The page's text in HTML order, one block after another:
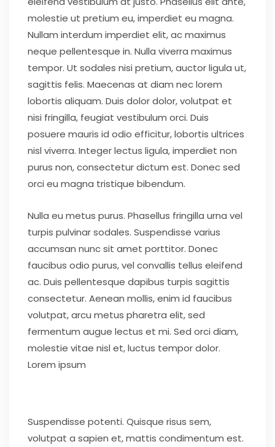
molestie ut pretium eu, imperdiet eu magna.
Nullam interdum imperdiet elit, ac maximus
neque pellentesque in. Nulla viverra maximus
tempor. Ut sodales nisi pretium, auctor ligula ut,
sagittis felis. Maecenas at diam nec lorem
lobortis aliquam. Duis dolor dolor, volutpat et
nisi fringilla, feugiat vestibulum orci. Duis
posuere mauris id odio efficitur, lobortis ultrices
nisl viverra. Integer lectus ligula, imperdiet non
purus non, consectetur dictum est. Donec sed
orci eu magna tristique bibendum.
Nulla eu metus purus. Phasellus fringilla urna vel
turpis pulvinar sodales. Suspendisse varius
accumsan nunc sit amet porttitor. Donec
faucibus odio purus, vel convallis tellus eleifend
ac. Duis pellentesque dapibus turpis sagittis
consectetur. Aenean mollis, enim id faucibus
volutpat, arcu metus pharetra elit, sed
fermentum augue lectus et mi. Sed orci diam,
molestie vitae nisl et, luctus tempor dolor.
Lorem ipsum
Suspendisse potenti. Quisque risus sem,
volutpat a sapien et, mattis condimentum est.